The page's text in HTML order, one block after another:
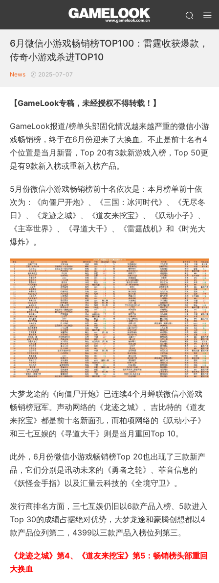
6月微信小游戏畅销榜TOP100：雷霆收获爆款，
传奇小游戏杀进TOP10
News 2025-07-07
【GameLook专稿，未经授权不得转载！】
GameLook报道/榜单头部固化情况越来越严重的微信小游
戏畅销榜，终于在6月份迎来了大换血。不止是前十名有4
个位置是当月新晋，Top 20有3款新游戏入榜，Top 50更
是有9款新入榜或重新入榜产品。
5月份微信小游戏畅销榜前十名依次是：本月榜单前十依
次为：《向僵尸开炮》、《三国：冰河时代》、《无尽冬
日》、《龙迹之城》、《道友来挖宝》、《跃动小子》、
《主宰世界》、《寻道大千》、《雷霆战机》和《时光大
爆炸》。
大梦龙途的《向僵尸开炮》已连续4个月蝉联微信小游戏
畅销榜冠军。声动网络的《龙迹之城》、吉比特的《道友
来挖宝》都是前十名新面孔，而柏项网络的《跃动小子》
和三七互娱的《寻道大千》则是当月重回Top 10。
此外，6月份微信小游戏畅销榜Top 20也出现了三款新产
品，它们分别是讯动未来的《勇者之轮》、菲音信息的
《妖怪金手指》以及汇量云科技的《全境守卫》。
发行商排名方面，三七互娱仍旧以6款产品入榜、5款进入
Top 30的成绩占据绝对优势，大梦龙途和豪腾创想都以4
款产品位列第二，4399以三款产品入榜位列第三。
《龙迹之城》第4、《道友来挖宝》第5：畅销榜头部重回
大换血